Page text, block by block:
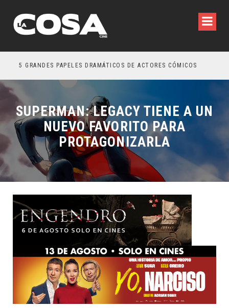
5 GRANDES PAPELES DRAMÁTICOS DE ACTORES CÓMICOS
SUPERMAN: LEGACY TIENE A UN
NUEVO FAVORITO PARA
PROTAGONIZARLA